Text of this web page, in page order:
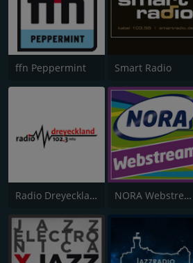
ffn Peppermint Smart Radio
Radio Dreyeckland NORA Webstream